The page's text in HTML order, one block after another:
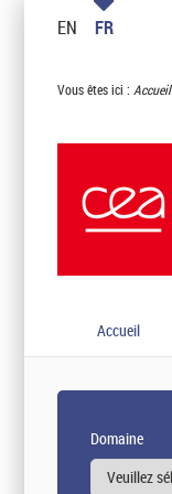
EN FR
Vous êtes ici : Accueil
Accueil
Domaine